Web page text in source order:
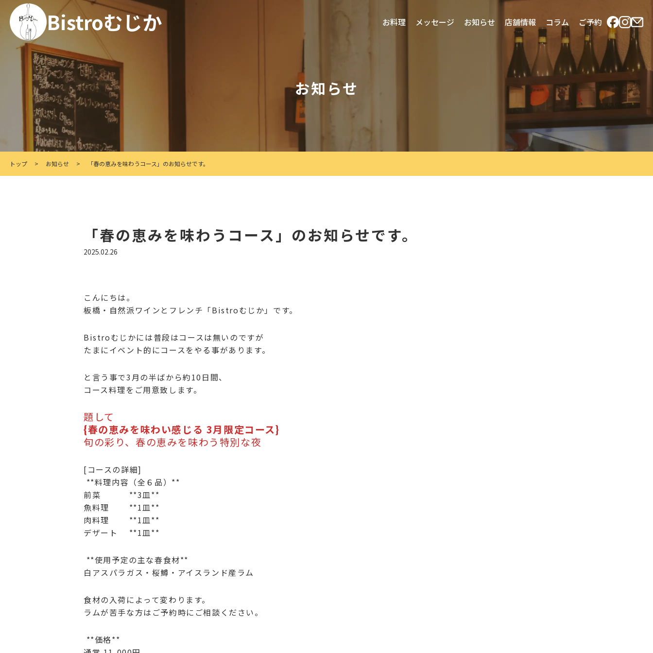
Bistroむじか お料理 メッセージ お知らせ 店舗情報 コラム ご予約
お知らせ
トップ > お知らせ > 「春の恵みを味わうコース」のお知らせです。
「春の恵みを味わうコース」のお知らせです。
2025.02.26
こんにちは。
板橋・自然派ワインとフレンチ「Bistroむじか」です。
Bistroむじかには普段はコースは無いのですが
たまにイベント的にコースをやる事があります。
と言う事で3月の半ばから約10日間、
コース料理をご用意致します。
題して
{春の恵みを味わい感じる 3月限定コース}
旬の彩り、春の恵みを味わう特別な夜
[コースの詳細]
**料理内容（全６品）**
前菜 **3皿**
魚料理 **1皿**
肉料理 **1皿**
デザート **1皿**
**使用予定の主な春食材**
白アスパラガス・桜鱒・アイスランド産ラム
食材の入荷によって変わります。
ラムが苦手な方はご予約時にご相談ください。
**価格**